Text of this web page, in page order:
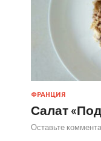
ФРАНЦИЯ
Салат
Оставьте